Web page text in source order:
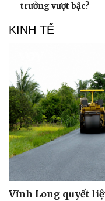
trưởng vượt bậc?
KINH TẾ
Vĩnh Long quyết